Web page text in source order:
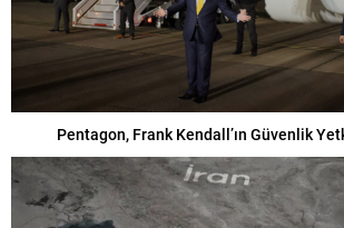
Pentagon, Frank Kendall’ın Güvenlik